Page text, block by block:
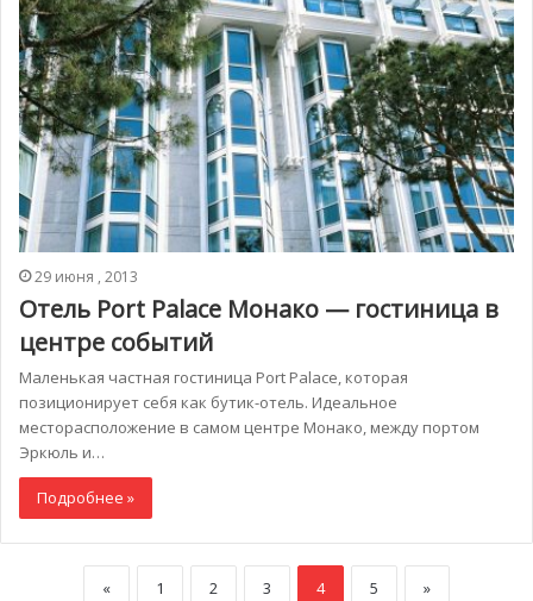
29 июня , 2013
Отель Port Palace Монако — гостиница в
центре событий
Маленькая частная гостиница Port Palace, которая
позиционирует себя как бутик-отель. Идеальное
месторасположение в самом центре Монако, между портом
Эркюль и…
Подробнее »
« 1 2 3 4 5 »